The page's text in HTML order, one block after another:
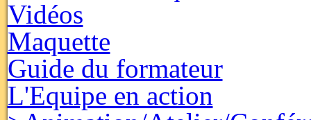
Vidéos
Maquette
Guide du formateur
L'Equipe en action